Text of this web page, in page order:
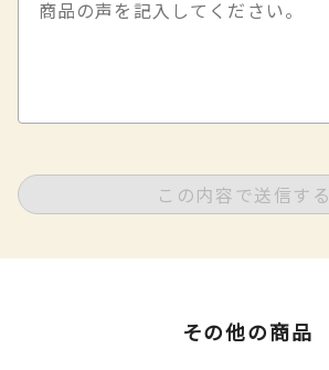
この内容で送信する
その他の商品